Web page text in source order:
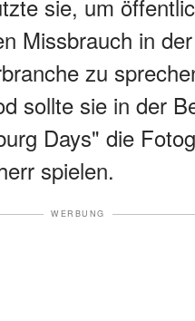
sie, um
Missbrauch in
zu
sollte sie in der
Days" die
spielen.
WERBUNG